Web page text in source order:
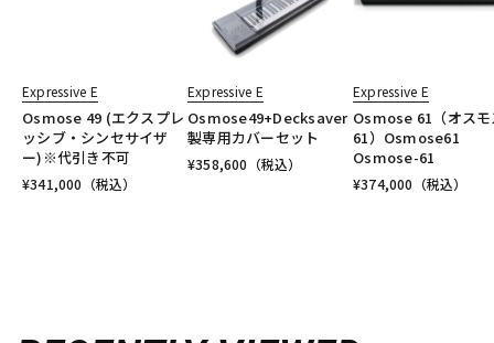
Expressive E
Osmose 49 (エクスプレ
ッシブ・シンセサイザ
ー)※代引き不可
¥341,000 （税込）
Expressive E
Osmose49+Decksaver
製専用カバーセット
¥358,600 （税込）
Expressive E
Osmose 61（オス
61）Osmose61
Osmose-61
¥374,000 （税込）